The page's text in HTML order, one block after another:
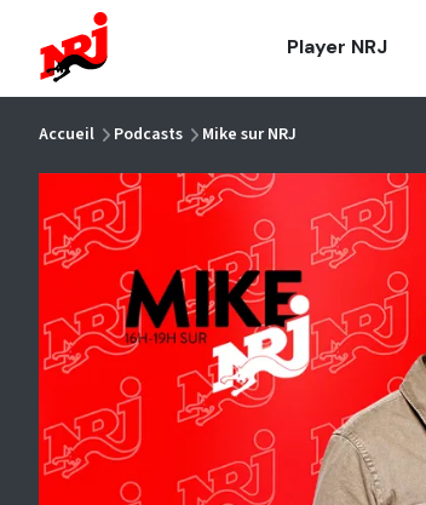
Player NRJ
Accueil Podcasts Mike sur NRJ